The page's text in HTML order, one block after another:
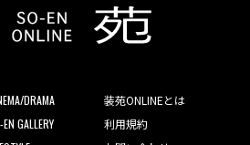
DRAMA
GALLERY
装苑ONLINEとは
利用規約